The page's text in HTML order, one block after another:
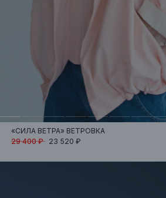
«СИЛА ВЕТРА» ВЕТРОВКА
29 400 ₽ 23 520 ₽